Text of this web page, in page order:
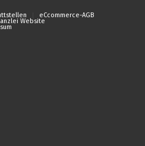
eCcommerce-AGB
Website